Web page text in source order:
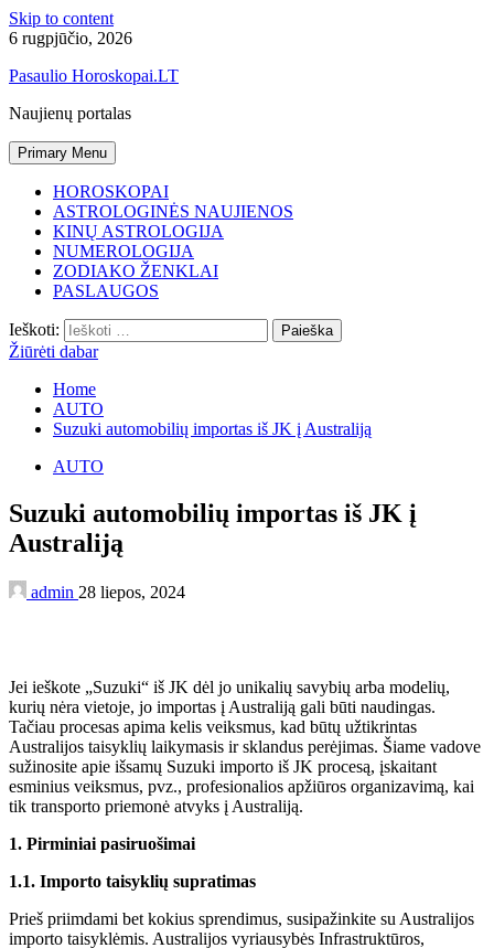
Skip to content
6 rugpjūčio, 2026
Pasaulio Horoskopai.LT
Naujienų portalas
Primary Menu
HOROSKOPAI
ASTROLOGINĖS NAUJIENOS
KINŲ ASTROLOGIJA
NUMEROLOGIJA
ZODIAKO ŽENKLAI
PASLAUGOS
Ieškoti:
Žiūrėti dabar
Home
AUTO
Suzuki automobilių importas iš JK į Australiją
AUTO
Suzuki automobilių importas iš JK į
Australiją
admin 28 liepos, 2024
Jei ieškote „Suzuki“ iš JK dėl jo unikalių savybių arba modelių,
kurių nėra vietoje, jo importas į Australiją gali būti naudingas.
Tačiau procesas apima kelis veiksmus, kad būtų užtikrintas
Australijos taisyklių laikymasis ir sklandus perėjimas. Šiame vadove
sužinosite apie išsamų Suzuki importo iš JK procesą, įskaitant
esminius veiksmus, pvz., profesionalios apžiūros organizavimą, kai
tik transporto priemonė atvyks į Australiją.
1. Pirminiai pasiruošimai
1.1. Importo taisyklių supratimas
Prieš priimdami bet kokius sprendimus, susipažinkite su Australijos
importo taisyklėmis. Australijos vyriausybės Infrastruktūros,